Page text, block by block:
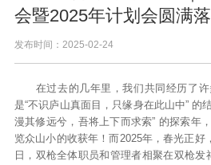
会暨2025年计划会圆满落
发布时间：2025-02-24
在过去的几年里，我们共同经历了
是“不识庐山真面目，只缘身在此山中” 的
漫其修远兮，吾将上下而求索” 的探索年
览众山小的收获年！而2025年，春光正
日，双枪全体职员和管理者相聚在双枪